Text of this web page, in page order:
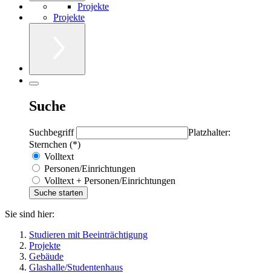
Projekte
Projekte
Suche
Suchbegriff
Platzhalter:
Sternchen (*)
Volltext
Personen/Einrichtungen
Volltext + Personen/Einrichtungen
Sie sind hier:
Studieren mit Beeinträchtigung
Projekte
Gebäude
Glashalle/Studentenhaus